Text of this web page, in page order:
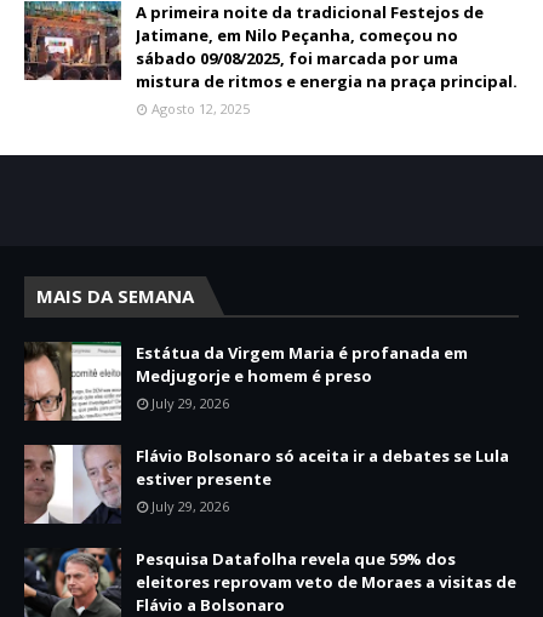
A primeira noite da tradicional Festejos de
Jatimane, em Nilo Peçanha, começou no
sábado 09/08/2025, foi marcada por uma
mistura de ritmos e energia na praça principal.
Agosto 12, 2025
MAIS DA SEMANA
Estátua da Virgem Maria é profanada em
Medjugorje e homem é preso
July 29, 2026
Flávio Bolsonaro só aceita ir a debates se Lula
estiver presente
July 29, 2026
Pesquisa Datafolha revela que 59% dos
eleitores reprovam veto de Moraes a visitas de
Flávio a Bolsonaro